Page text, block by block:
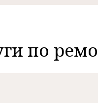
по